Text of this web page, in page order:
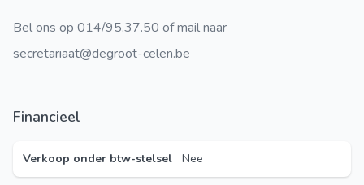
Bel ons op 014/95.37.50 of mail naar
secretariaat@degroot-celen.be
Financieel
Verkoop onder btw-stelsel Nee